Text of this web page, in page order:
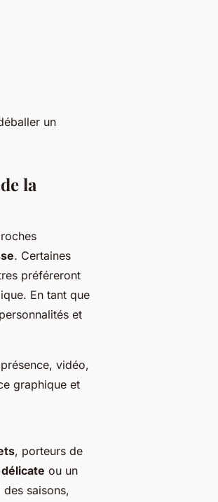
un
la
. Certaines
préféreront
En tant que
et
vidéo,
graphique et
, porteurs de
ou un
saisons,